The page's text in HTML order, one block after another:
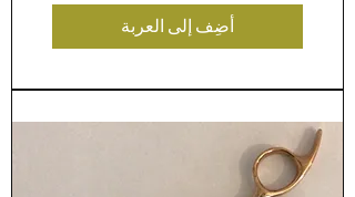
أضِف إلى العربة